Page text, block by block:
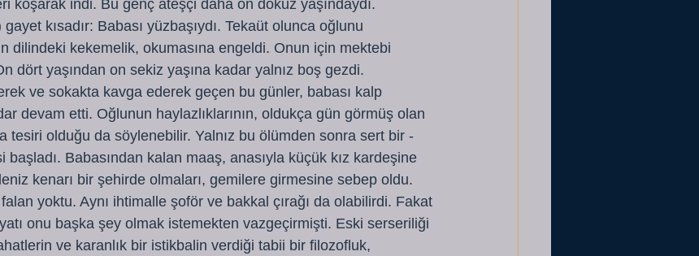
koşarak indi. Bu genç ateşçi daha on dokuz yaşındaydı.
kısadır: Babası yüzbaşıydı. Tekaüt olunca oğlunu
dilindeki kekemelik, okumasına engeldi. Onun için mektebi
dört yaşından on sekiz yaşına kadar yalnız boş gezdi.
ve sokakta kavga ederek geçen bu günler, babası kalp
devam etti. Oğlunun haylazlıklarının, oldukça gün görmüş olan
tesiri olduğu da söylenebilir. Yalnız bu ölümden sonra sert bir -
Babasından kalan maaş, anasıyla küçük kız kardeşine
kenarı bir şehirde olmaları, gemilere girmesine sebep oldu.
yoktu. Aynı ihtimalle şoför ve bakkal çırağı da olabilirdi. Fakat
onu başka şey olmak istemekten vazgeçirmişti. Eski serseriliği
ve karanlık bir istikbalin verdiği tabii bir filozofluk,